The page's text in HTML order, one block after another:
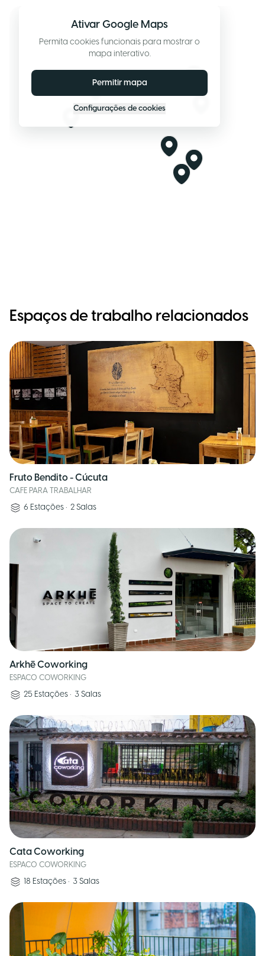
Ativar Google Maps
Permita cookies funcionais para mostrar o
mapa interativo.
Permitir mapa
Configurações de cookies
Espaços de trabalho relacionados
Fruto Bendito - Cúcuta
CAFE PARA TRABALHAR
6 Estações • 2 Salas
Arkhē Coworking
ESPACO COWORKING
25 Estações • 3 Salas
Cata Coworking
ESPACO COWORKING
18 Estações • 3 Salas